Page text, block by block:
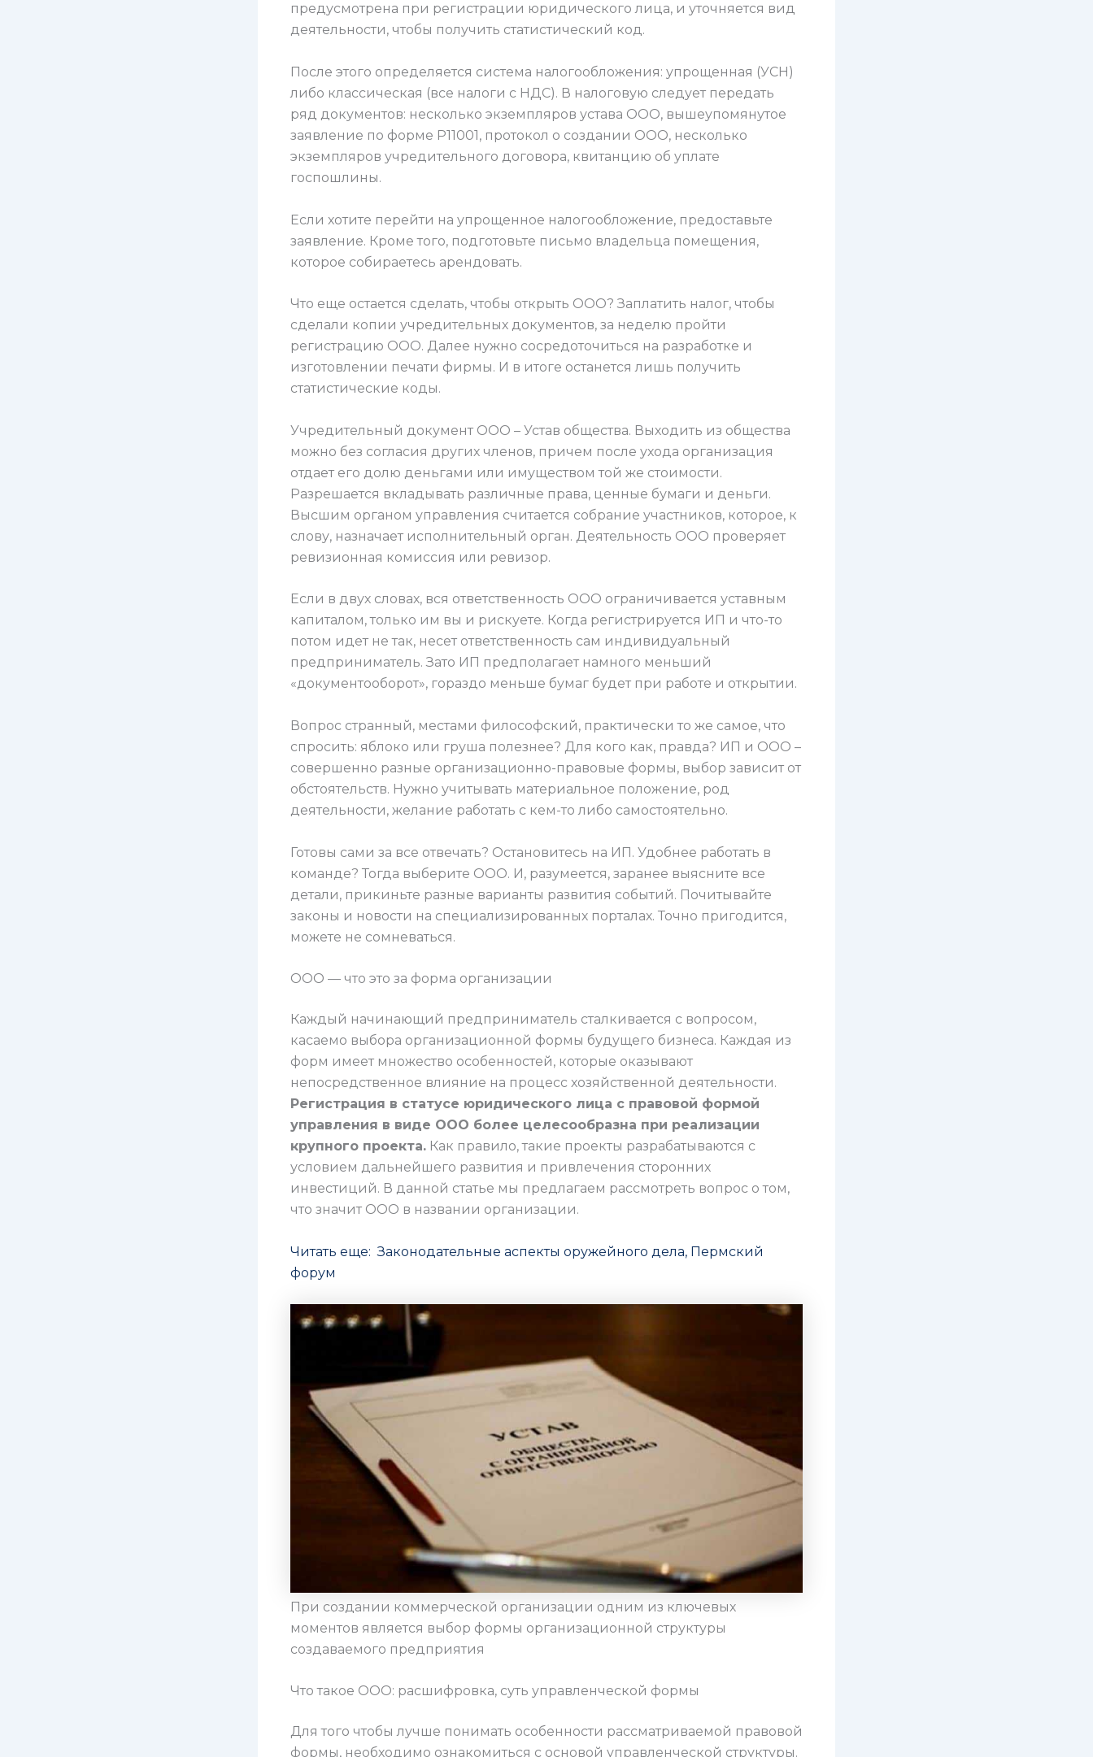
предусмотрена при регистрации юридического лица, и уточняется вид
деятельности, чтобы получить статистический код.
После этого определяется система налогообложения: упрощенная (УСН)
либо классическая (все налоги с НДС). В налоговую следует передать
ряд документов: несколько экземпляров устава ООО, вышеупомянутое
заявление по форме Р11001, протокол о создании ООО, несколько
экземпляров учредительного договора, квитанцию об уплате
госпошлины.
Если хотите перейти на упрощенное налогообложение, предоставьте
заявление. Кроме того, подготовьте письмо владельца помещения,
которое собираетесь арендовать.
Что еще остается сделать, чтобы открыть ООО? Заплатить налог, чтобы
сделали копии учредительных документов, за неделю пройти
регистрацию ООО. Далее нужно сосредоточиться на разработке и
изготовлении печати фирмы. И в итоге останется лишь получить
статистические коды.
Учредительный документ ООО – Устав общества. Выходить из общества
можно без согласия других членов, причем после ухода организация
отдает его долю деньгами или имуществом той же стоимости.
Разрешается вкладывать различные права, ценные бумаги и деньги.
Высшим органом управления считается собрание участников, которое, к
слову, назначает исполнительный орган. Деятельность ООО проверяет
ревизионная комиссия или ревизор.
Если в двух словах, вся ответственность ООО ограничивается уставным
капиталом, только им вы и рискуете. Когда регистрируется ИП и что-то
потом идет не так, несет ответственность сам индивидуальный
предприниматель. Зато ИП предполагает намного меньший
«документооборот», гораздо меньше бумаг будет при работе и открытии.
Вопрос странный, местами философский, практически то же самое, что
спросить: яблоко или груша полезнее? Для кого как, правда? ИП и ООО –
совершенно разные организационно-правовые формы, выбор зависит от
обстоятельств. Нужно учитывать материальное положение, род
деятельности, желание работать с кем-то либо самостоятельно.
Готовы сами за все отвечать? Остановитесь на ИП. Удобнее работать в
команде? Тогда выберите ООО. И, разумеется, заранее выясните все
детали, прикиньте разные варианты развития событий. Почитывайте
законы и новости на специализированных порталах. Точно пригодится,
можете не сомневаться.
ООО — что это за форма организации
Каждый начинающий предприниматель сталкивается с вопросом,
касаемо выбора организационной формы будущего бизнеса. Каждая из
форм имеет множество особенностей, которые оказывают
непосредственное влияние на процесс хозяйственной деятельности.
Регистрация в статусе юридического лица с правовой формой
управления в виде ООО более целесообразна при реализации
крупного проекта. Как правило, такие проекты разрабатываются с
условием дальнейшего развития и привлечения сторонних
инвестиций. В данной статье мы предлагаем рассмотреть вопрос о том,
что значит ООО в названии организации.
Читать еще: Законодательные аспекты оружейного дела, Пермский
форум
При создании коммерческой организации одним из ключевых
моментов является выбор формы организационной структуры
создаваемого предприятия
Что такое ООО: расшифровка, суть управленческой формы
Для того чтобы лучше понимать особенности рассматриваемой правовой
формы, необходимо ознакомиться с основой управленческой структуры.